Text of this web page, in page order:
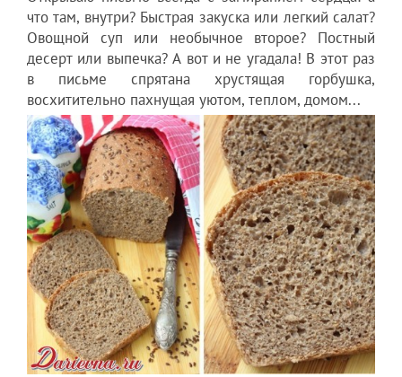
что там, внутри? Быстрая закуска или легкий салат?
Овощной суп или необычное второе? Постный
десерт или выпечка? А вот и не угадала! В этот раз
в письме спрятана хрустящая горбушка,
восхитительно пахнущая уютом, теплом, домом...